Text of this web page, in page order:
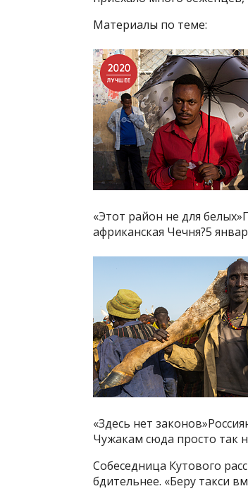
Материалы по теме:
«Этот район не для
африканская Чечня?5
«Здесь нет
Чужакам сюда просто так
Собеседница Кутового
бдительнее. «Беру такси